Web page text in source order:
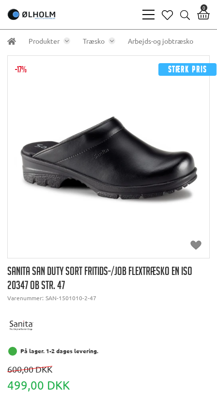
bars
light
heart
search
0
Produkter Træsko Arbejds-og jobtræsko
-17% Stærk pris
SANITA SAN DUTY SORT FRITIDS-/JOB FLEXTRÆSKO EN ISO
20347 OB STR. 47
Varenummer: SAN-1501010-2-47
På lager. 1-2 dages levering.
600,00 DKK
499,00 DKK